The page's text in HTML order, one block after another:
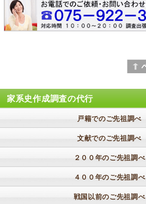
家系史作成調査の代行
戸籍でのご先祖調べ
文献でのご先祖調べ
２００年のご先祖調べ
４００年のご先祖調べ
戦国以前のご先祖調べ